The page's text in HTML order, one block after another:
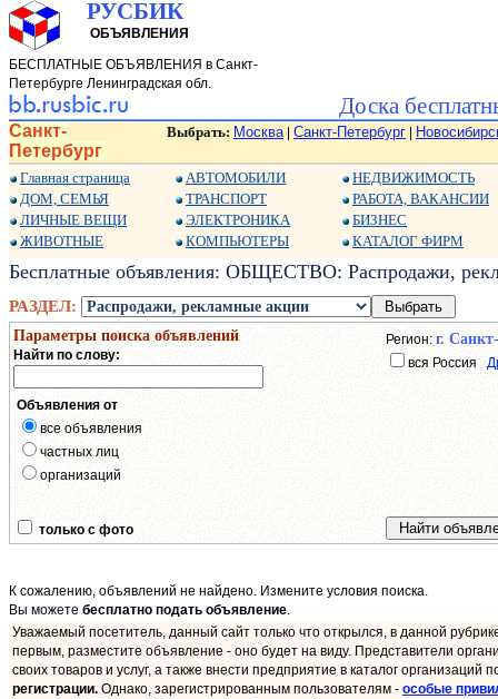
РУСБИК
ОБЪЯВЛЕНИЯ
БЕСПЛАТНЫЕ ОБЪЯВЛЕНИЯ в Санкт-
Петербурге Ленинградская обл.
Доска
Санкт-
Петербург
Выбрать: Москва| Санкт-Петербург
Главная страница
ДОМ, СЕМЬЯ
ЛИЧНЫЕ ВЕЩИ
ЖИВОТНЫЕ
АВТОМОБИЛИ
ТРАНСПОРТ
ЭЛЕКТРОНИКА
КОМПЬЮТЕРЫ
НЕДВИЖИМОСТЬ
РАБОТА, ВАКАНСИИ
БИЗНЕС
КАТАЛОГ ФИРМ
Бесплатные объявления: ОБЩЕСТВО: Распродажи,
РАЗДЕЛ:
Параметры поиска объявлений
Найти по слову:
Регион: г.
вся Россия
Объявления от
все объявления
частных лиц
организаций
только с фото
К сожалению, объявлений не найдено. Измените условия поиска.
Вы можете бесплатно подать объявление.
Уважаемый посетитель, данный сайт только что открылся, в данной
первым, разместите объявление - оно будет на виду. Представители
своих товаров и услуг, а также внести предприятие в каталог организаций
регистрации. Однако, зарегистрированным пользователям - особые